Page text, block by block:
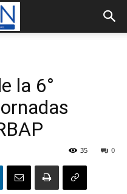
la 6°
0
35